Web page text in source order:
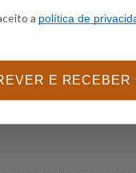
a política de
E RECEBER